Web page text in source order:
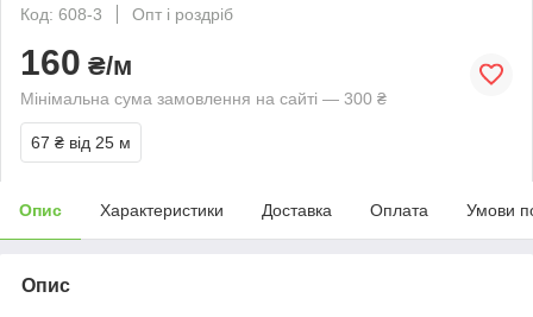
Код: 608-3
Опт і роздріб
160 ₴/м
Мінімальна сума замовлення на сайті — 300 ₴
67 ₴ від 25 м
Опис Характеристики Доставка Оплата Умови
Опис